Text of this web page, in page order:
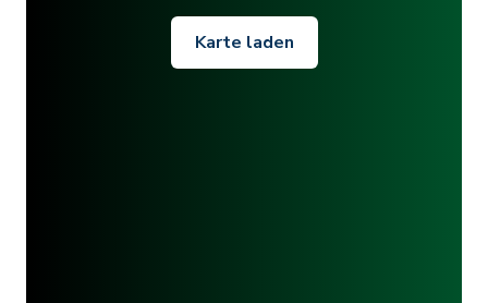
Karte laden